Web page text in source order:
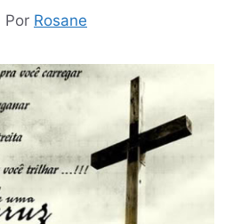
Por Rosane